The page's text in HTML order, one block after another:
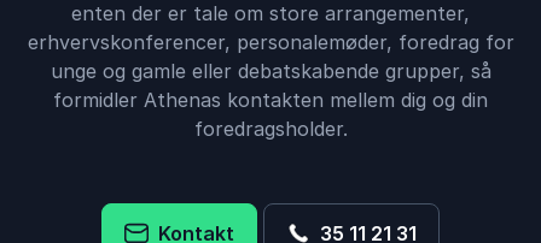
enten der er tale om store arrangementer,
erhvervskonferencer, personalemøder, foredrag for
unge og gamle eller debatskabende grupper, så
formidler Athenas kontakten mellem dig og din
foredragsholder.
Kontakt 35 11 21 31